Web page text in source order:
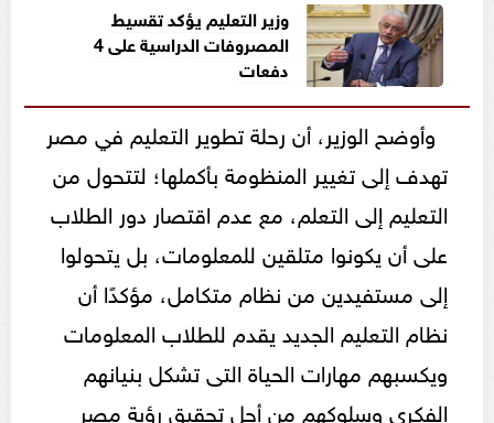
وزير التعليم يؤكد تقسيط
المصروفات الدراسية على 4
دفعات
وأوضح الوزير، أن رحلة تطوير التعليم في مصر
تهدف إلى تغيير المنظومة بأكملها؛ لتتحول من
التعليم إلى التعلم، مع عدم اقتصار دور الطلاب
على أن يكونوا متلقين للمعلومات، بل يتحولوا
إلى مستفيدين من نظام متكامل، مؤكدًا أن
نظام التعليم الجديد يقدم للطلاب المعلومات
ويكسبهم مهارات الحياة التى تشكل بنيانهم
الفكري وسلوكهم من أجل تحقيق رؤية مصر